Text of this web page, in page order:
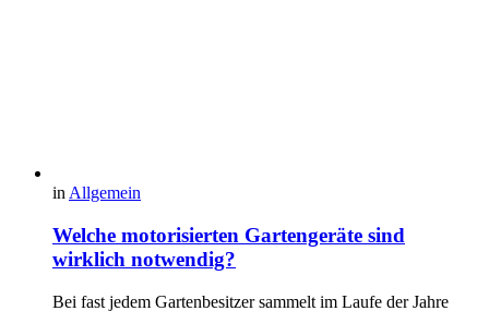
inAllgemein
Welche motorisierten Gartengeräte sind
wirklich notwendig?
Bei fast jedem Gartenbesitzer sammelt im Laufe der Jahre